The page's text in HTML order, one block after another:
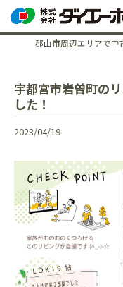
宇都宮市岩曽町の
した！
2023/04/19